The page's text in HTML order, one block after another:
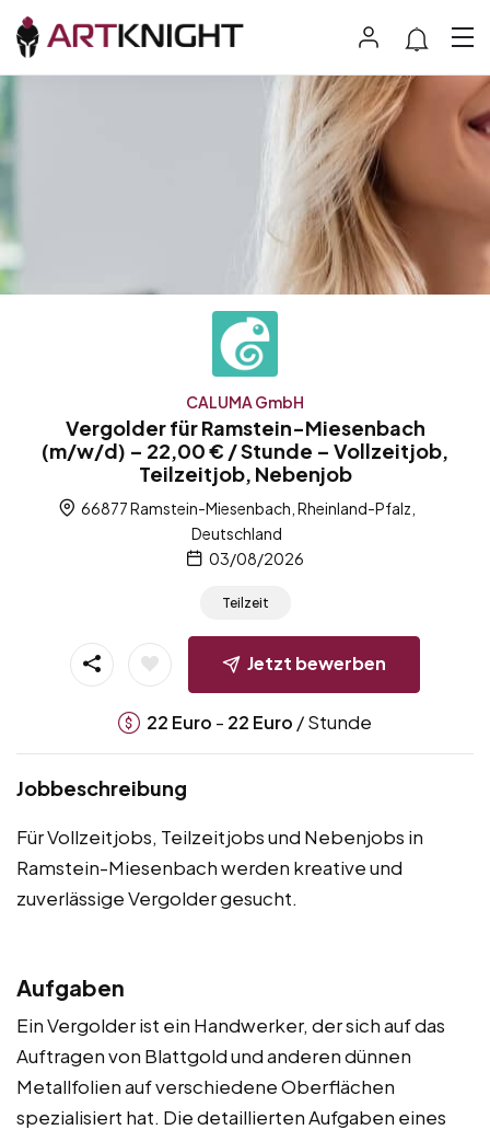
CALUMA GmbH
Vergolder für Ramstein-Miesenbach
(m/w/d) – 22,00 € / Stunde – Vollzeitjob,
Teilzeitjob, Nebenjob
66877 Ramstein-Miesenbach, Rheinland-Pfalz,
Deutschland
03/08/2026
Teilzeit
Jetzt bewerben
22 Euro - 22 Euro / Stunde
Jobbeschreibung
Für Vollzeitjobs, Teilzeitjobs und Nebenjobs in
Ramstein-Miesenbach werden kreative und
zuverlässige Vergolder gesucht.
Aufgaben
Ein Vergolder ist ein Handwerker, der sich auf das
Auftragen von Blattgold und anderen dünnen
Metallfolien auf verschiedene Oberflächen
spezialisiert hat. Die detaillierten Aufgaben eines